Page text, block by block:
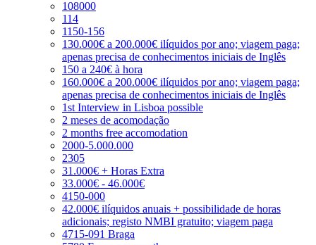
108000
114
1150-156
130.000€ a 200.000€ ilíquidos por ano; viagem paga;
apenas precisa de conhecimentos iniciais de Inglês
150 a 240€ à hora
160.000€ a 200.000€ ilíquidos por ano; viagem paga;
apenas precisa de conhecimentos iniciais de Inglês
1st Interview in Lisboa possible
2 meses de acomodação
2 months free accomodation
2000-5.000.000
2305
31.000€ + Horas Extra
33.000€ - 46.000€
4150-000
42.000€ ilíquidos anuais + possibilidade de horas
adicionais; registo NMBI gratuito; viagem paga
4715-091 Braga